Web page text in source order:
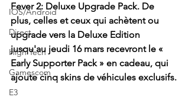
IOS/Android
Direct
High Tech
Gamescom
E3
Fever 2: Deluxe Upgrade Pack. De
plus, celles et ceux qui achètent ou
upgrade vers la Deluxe Edition
jusqu'au jeudi 16 mars recevront le «
Early Supporter Pack » en cadeau, qui
ajoute cinq skins de véhicules exclusifs.